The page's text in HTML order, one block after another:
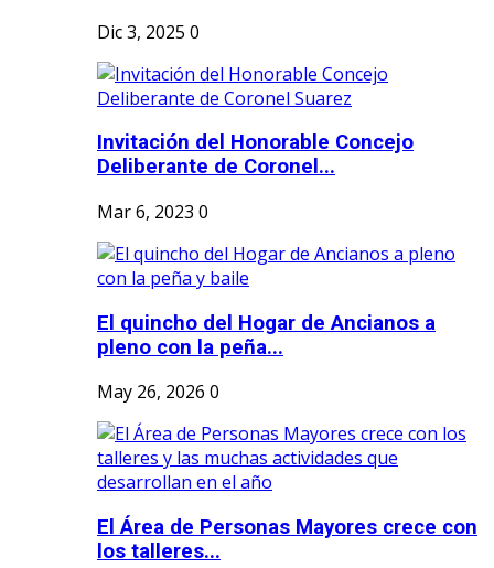
Dic 3, 2025 0
Invitación del Honorable Concejo
Deliberante de Coronel...
Mar 6, 2023 0
El quincho del Hogar de Ancianos a
pleno con la peña...
May 26, 2026 0
El Área de Personas Mayores crece con
los talleres...